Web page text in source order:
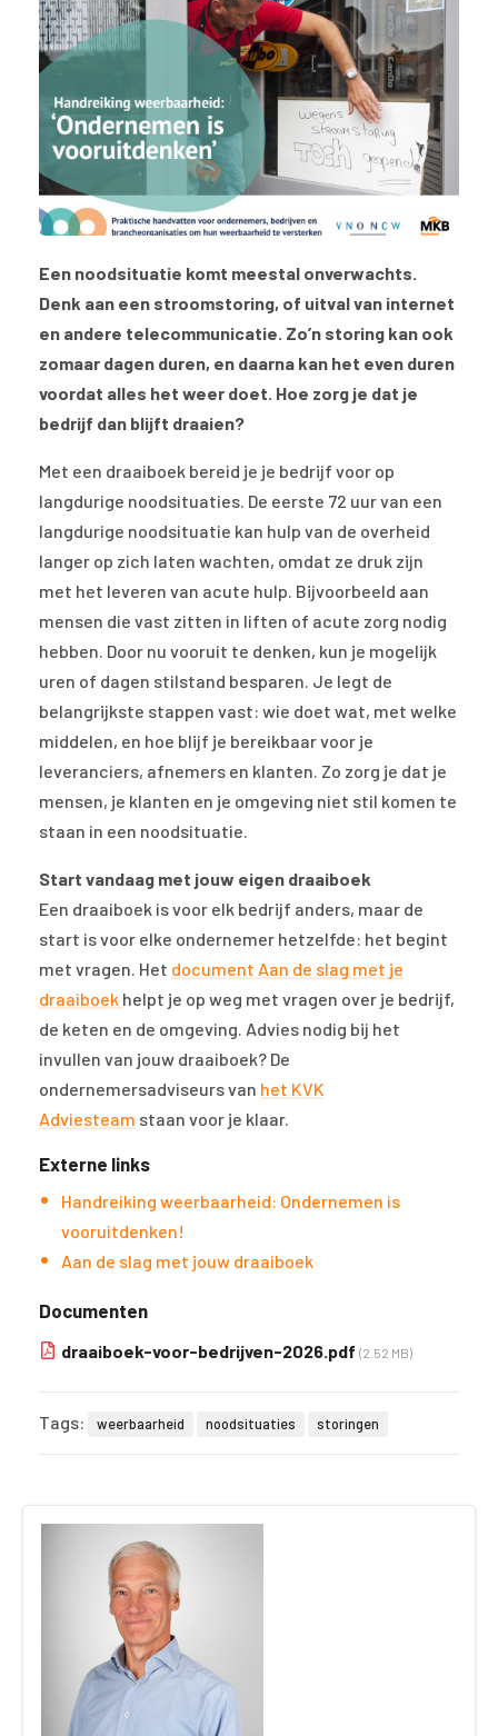
Een noodsituatie komt meestal onverwachts.
Denk aan een stroomstoring, of uitval van internet
en andere telecommunicatie. Zo’n storing kan ook
zomaar dagen duren, en daarna kan het even duren
voordat alles het weer doet. Hoe zorg je dat je
bedrijf dan blijft draaien?
Met een draaiboek bereid je je bedrijf voor op
langdurige noodsituaties. De eerste 72 uur van een
langdurige noodsituatie kan hulp van de overheid
langer op zich laten wachten, omdat ze druk zijn
met het leveren van acute hulp. Bijvoorbeeld aan
mensen die vast zitten in liften of acute zorg nodig
hebben. Door nu vooruit te denken, kun je mogelijk
uren of dagen stilstand besparen. Je legt de
belangrijkste stappen vast: wie doet wat, met welke
middelen, en hoe blijf je bereikbaar voor je
leveranciers, afnemers en klanten. Zo zorg je dat je
mensen, je klanten en je omgeving niet stil komen te
staan in een noodsituatie.
Start vandaag met jouw eigen draaiboek
Een draaiboek is voor elk bedrijf anders, maar de
start is voor elke ondernemer hetzelfde: het begint
met vragen. Het document Aan de slag met je
draaiboek helpt je op weg met vragen over je bedrijf,
de keten en de omgeving. Advies nodig bij het
invullen van jouw draaiboek? De
ondernemersadviseurs van het KVK
Adviesteam staan voor je klaar.
Externe links
Handreiking weerbaarheid: Ondernemen is
vooruitdenken!
Aan de slag met jouw draaiboek
Documenten
draaiboek-voor-bedrijven-2026.pdf (2.52 MB)
Tags: weerbaarheid noodsituaties storingen